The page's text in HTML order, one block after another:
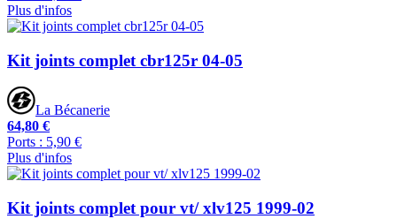
Plus d'infos
Kit joints complet cbr125r 04-05
La Bécanerie
64,80 €
Ports : 5,90 €
Plus d'infos
Kit joints complet pour vt/ xlv125 1999-02